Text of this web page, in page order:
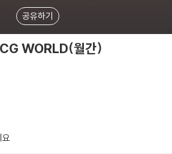
공유하기
WORLD(월간)
요